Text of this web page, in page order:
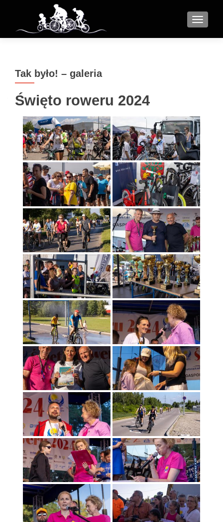
MENU
Tak było! – galeria
Święto roweru 2024